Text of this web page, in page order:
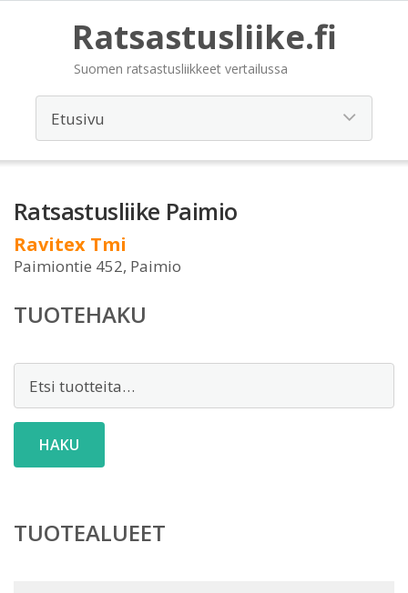
Ratsastusliike.fi
Suomen ratsastusliikkeet vertailussa
Ratsastusliike Paimio
Ravitex Tmi
Paimiontie 452, Paimio
TUOTEHAKU
HAKU
TUOTEALUEET